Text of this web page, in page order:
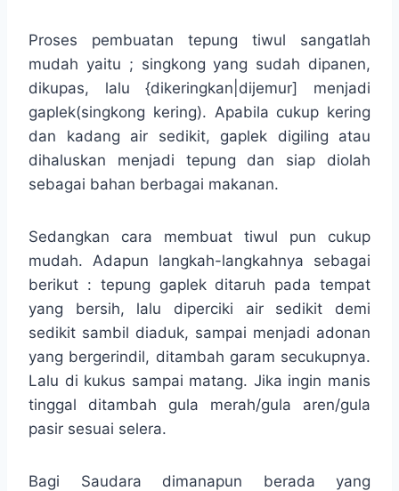
Proses pembuatan tepung tiwul sangatlah
mudah yaitu ; singkong yang sudah dipanen,
dikupas, lalu {dikeringkan|dijemur] menjadi
gaplek(singkong kering). Apabila cukup kering
dan kadang air sedikit, gaplek digiling atau
dihaluskan menjadi tepung dan siap diolah
sebagai bahan berbagai makanan.
Sedangkan cara membuat tiwul pun cukup
mudah. Adapun langkah-langkahnya sebagai
berikut : tepung gaplek ditaruh pada tempat
yang bersih, lalu diperciki air sedikit demi
sedikit sambil diaduk, sampai menjadi adonan
yang bergerindil, ditambah garam secukupnya.
Lalu di kukus sampai matang. Jika ingin manis
tinggal ditambah gula merah/gula aren/gula
pasir sesuai selera.
Bagi Saudara dimanapun berada yang